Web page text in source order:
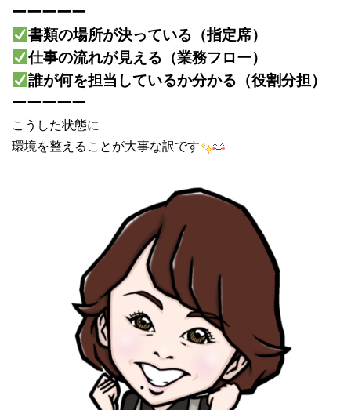
ーーーーー
書類の場所が決っている（指定席）
仕事の流れが見える（業務フロー）
誰が何を担当しているか分かる（役割分担）
ーーーーー
こうした状態に
環境を整えることが大事な訳です